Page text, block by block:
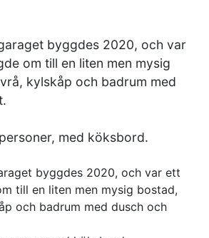
byggdes 2020, och var
om till en liten men mysig
kylskåp och badrum med
med köksbord.
byggdes 2020, och var ett
till en liten men mysig bostad,
och badrum med dusch och